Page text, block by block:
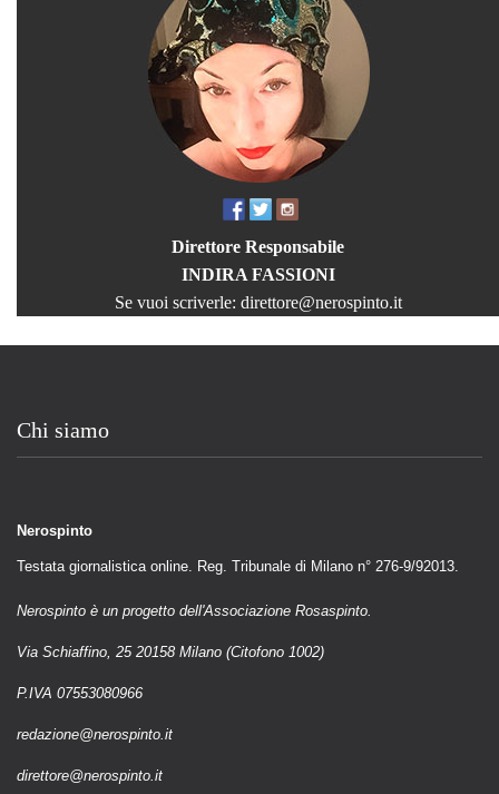
Direttore Responsabile
INDIRA FASSIONI
Se vuoi scriverle: direttore@nerospinto.it
Chi siamo
Nerospinto
Testata giornalistica online. Reg. Tribunale di Milano n° 276-9/92013.
Nerospinto è un progetto dell'Associazione Rosaspinto.
Via Schiaffino, 25 20158 Milano (Citofono 1002)
P.IVA 07553080966
redazione@nerospinto.it
direttore@nerospinto.it